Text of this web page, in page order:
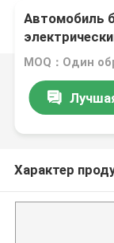
Автомобиль
высокой
Характер